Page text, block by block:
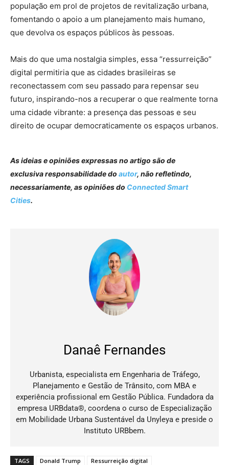
população em prol de projetos de revitalização urbana,
fomentando o apoio a um planejamento mais humano,
que devolva os espaços públicos às pessoas.
Mais do que uma nostalgia simples, essa “ressurreição”
digital permitiria que as cidades brasileiras se
reconectassem com seu passado para repensar seu
futuro, inspirando-nos a recuperar o que realmente torna
uma cidade vibrante: a presença das pessoas e seu
direito de ocupar democraticamente os espaços urbanos.
As ideias e opiniões expressas no artigo são de
exclusiva responsabilidade do autor, não refletindo,
necessariamente, as opiniões do Connected Smart
Cities.
Danaê Fernandes
Urbanista, especialista em Engenharia de Tráfego,
Planejamento e Gestão de Trânsito, com MBA e
experiência profissional em Gestão Pública. Fundadora da
empresa URBdata®, coordena o curso de Especialização
em Mobilidade Urbana Sustentável da Unyleya e preside o
Instituto URBbem.
TAGS Donald Trump Ressurreição digital